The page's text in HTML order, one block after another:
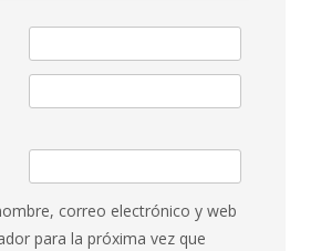
correo electrónico y web
para la próxima vez que